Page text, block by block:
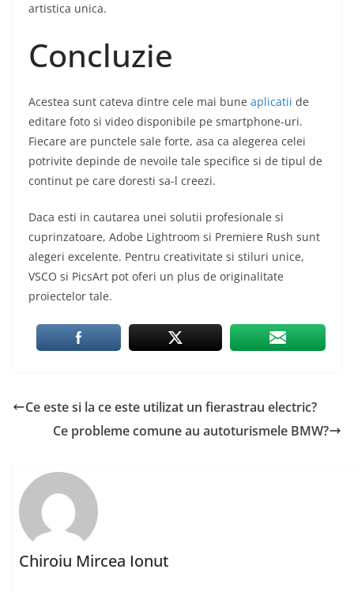
artistica unica.
Concluzie
Acestea sunt cateva dintre cele mai bune aplicatii de
editare foto si video disponibile pe smartphone-uri.
Fiecare are punctele sale forte, asa ca alegerea celei
potrivite depinde de nevoile tale specifice si de tipul de
continut pe care doresti sa-l creezi.
Daca esti in cautarea unei solutii profesionale si
cuprinzatoare, Adobe Lightroom si Premiere Rush sunt
alegeri excelente. Pentru creativitate si stiluri unice,
VSCO si PicsArt pot oferi un plus de originalitate
proiectelor tale.
Ce este si la ce este utilizat un fierastrau electric?
Ce probleme comune au autoturismele BMW?
Chiroiu Mircea Ionut